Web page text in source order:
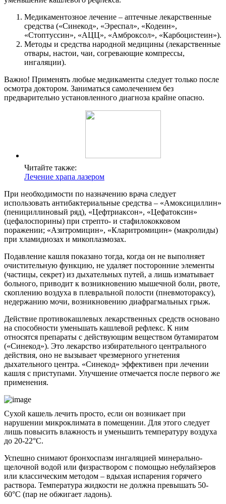
Медикаментозное лечение – аптечные лекарственные
средства («Синекод», «Эреспал», «Кодеин»,
«Стоптуссин», «АЦЦ», «Амброксол», «Карбоцистеин»).
Методы и средства народной медицины (лекарственные
отвары, настои, чаи, согревающие компрессы,
ингаляции).
Важно! Применять любые медикаменты следует только после
осмотра доктором. Заниматься самолечением без
предварительно установленного диагноза крайне опасно.
Читайте также:
Лечение храпа лазером
При необходимости по назначению врача следует
использовать антибактериальные средства – «Амоксициллин»
(пенициллиновый ряд), «Цефтриаксон», «Цефатоксин»
(цефалоспорины) при стрепто- и стафилококковом
поражении; «Азитромицин», «Кларитромицин» (макролиды)
при хламидиозах и микоплазмозах.
Подавление кашля показано тогда, когда он не выполняет
очистительную функцию, не удаляет посторонние элементы
(частицы, секрет) из дыхательных путей, а лишь изматывает
больного, приводит к возникновению мышечной боли, рвоте,
скоплению воздуха в плевральной полости (пневмотораксу),
недержанию мочи, возникновению диафрагмальных грыж.
Действие противокашлевых лекарственных средств основано
на способности уменьшать кашлевой рефлекс. К ним
относятся препараты с действующим веществом бутамиратом
(«Синекод»). Это лекарство избирательного центрального
действия, оно не вызывает чрезмерного угнетения
дыхательного центра. «Синекод» эффективен при лечении
кашля с приступами. Улучшение отмечается после первого же
применения.
Сухой кашель лечить просто, если он возникает при
нарушении микроклимата в помещении. Для этого следует
лишь повысить влажность и уменьшить температуру воздуха
до 20-22°С.
Успешно снимают бронхоспазм ингаляцией минерально-
щелочной водой или физраствором с помощью небулайзеров
или классическим методом – вдыхая испарения горячего
раствора. Температура жидкости не должна превышать 50-
60°С (пар не обжигает ладонь).